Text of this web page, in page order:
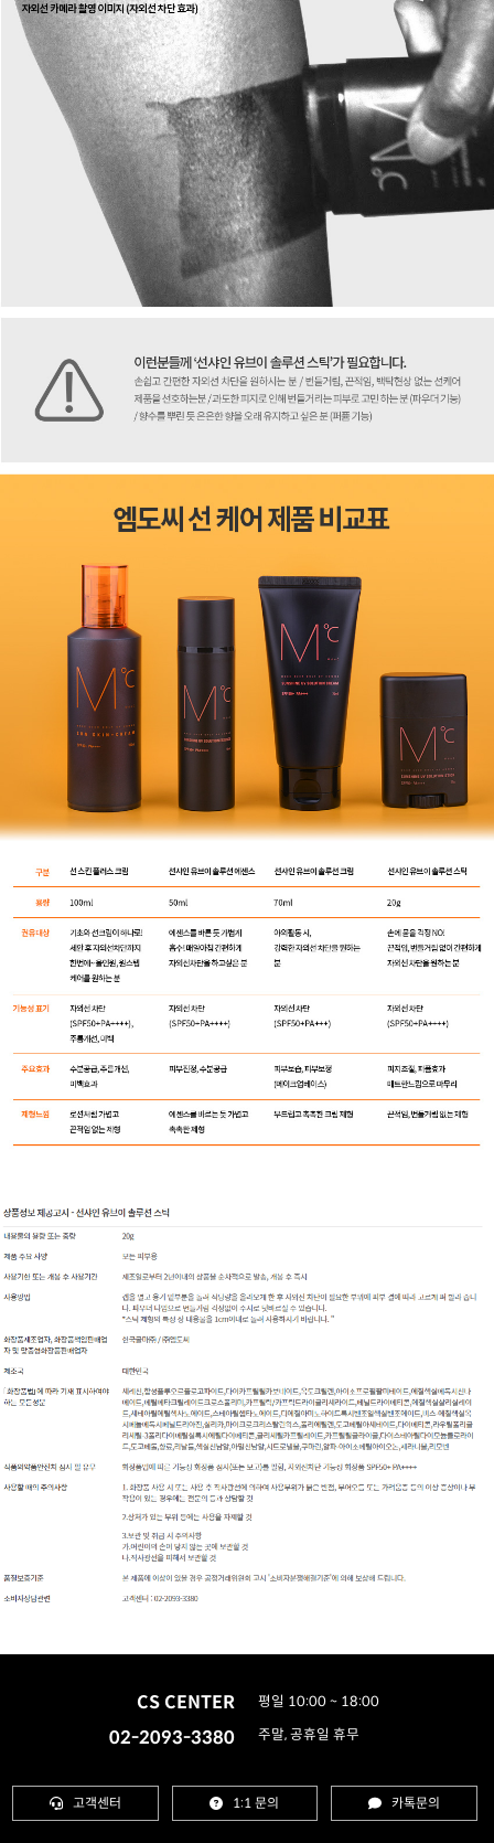
CS CENTER
02-2093-3380
평일 10:00 ~ 18:00
주말, 공휴일 휴무
고객센터 1:1 문의 카톡문의